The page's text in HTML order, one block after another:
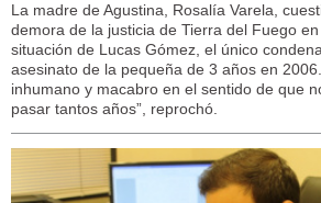
La madre de Agustina, Rosalía Varela,
demora de la justicia de Tierra del Fuego
situación de Lucas Gómez, el único
asesinato de la pequeña de 3 años en
inhumano y macabro en el sentido de que
pasar tantos años”, reprochó.